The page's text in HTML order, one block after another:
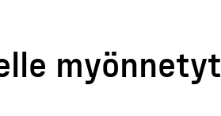
myönnetyt